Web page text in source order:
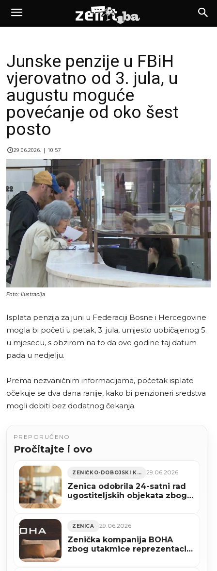
Junske penzije u FBiH
vjerovatno od 3. jula, u
augustu moguće
povećanje od oko šest
posto
29.06.2026. | 10:57
Foto: Ilustracija
Isplata penzija za juni u Federaciji Bosne i Hercegovine
mogla bi početi u petak, 3. jula, umjesto uobičajenog 5.
u mjesecu, s obzirom na to da ove godine taj datum
pada u nedjelju.
Prema nezvaničnim informacijama, početak isplate
očekuje se dva dana ranije, kako bi penzioneri sredstva
mogli dobiti bez dodatnog čekanja.
PREPORUČENO
Pročitajte i ovo
ZENIČKO-DOBOJSKI KANTON 29.06.2026
Zenica odobrila 24-satni rad
ugostiteljskih objekata zbog
ZENICA 29.06.2026
Zenička kompanija BOHA
zbog utakmice reprezentacije